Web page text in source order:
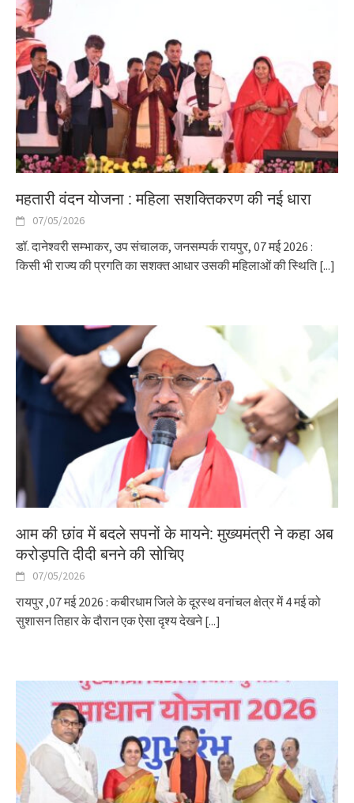
महतारी वंदन योजना : महिला सशक्तिकरण की नई धारा
07/05/2026
डॉ. दानेश्वरी सम्भाकर, उप संचालक, जनसम्पर्क रायपुर, 07 मई 2026 :
किसी भी राज्य की प्रगति का सशक्त आधार उसकी महिलाओं की स्थिति[...]
आम की छांव में बदले सपनों के मायने: मुख्यमंत्री ने कहा अब
करोड़पति दीदी बनने की सोचिए
07/05/2026
रायपुर ,07 मई 2026 : कबीरधाम जिले के दूरस्थ वनांचल क्षेत्र में 4 मई को
सुशासन तिहार के दौरान एक ऐसा दृश्य देखने[...]